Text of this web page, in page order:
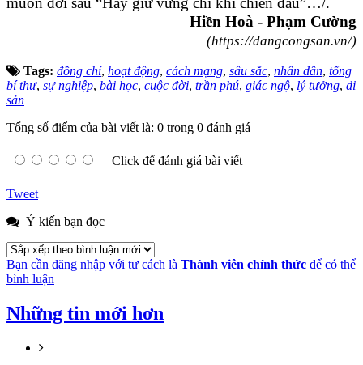
Hiền Hoà - Phạm Cường
(https://dangcongsan.vn/)
Tags: đồng chí, hoạt động, cách mạng, sâu sắc, nhân dân, tổng
bí thư, sự nghiệp, bài học, cuộc đời, trần phú, giác ngộ, lý tưởng, di
sản
Tổng số điểm của bài viết là: 0 trong 0 đánh giá
Click để đánh giá bài viết
Tweet
Ý kiến bạn đọc
Bạn cần đăng nhập với tư cách là Thành viên chính thức để có thể
bình luận
Những tin mới hơn